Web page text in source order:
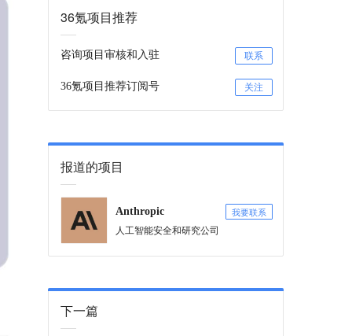
36氪项目推荐
咨询项目审核和入驻 联系
36氪项目推荐订阅号 关注
报道的项目
Anthropic 我要联系
人工智能安全和研究公司
下一篇